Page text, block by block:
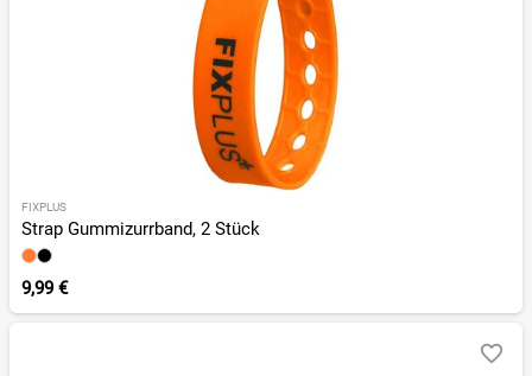
FIXPLUS
Strap Gummizurrband, 2 Stück
9,99 €